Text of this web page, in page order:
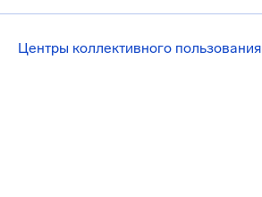
Центры коллективного пользования